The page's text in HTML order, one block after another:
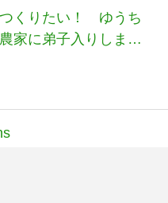
くりたい！ ゆうち
家に弟子入りしまし